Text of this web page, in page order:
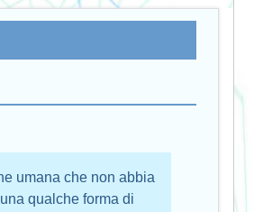
umana che non abbia
qualche forma di